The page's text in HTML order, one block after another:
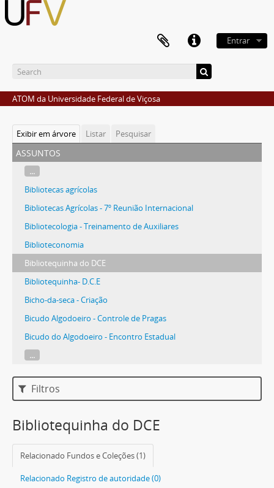
Entrar
ATOM da Universidade Federal de Viçosa
Exibir em árvore Listar Pesquisar
assuntos
...
Bibliotecas agrícolas
Bibliotecas Agrícolas - 7º Reunião Internacional
Bibliotecologia - Treinamento de Auxiliares
Biblioteconomia
Bibliotequinha do DCE
Bibliotequinha- D.C.E
Bicho-da-seca - Criação
Bicudo Algodoeiro - Controle de Pragas
Bicudo do Algodoeiro - Encontro Estadual
...
Filtros
Bibliotequinha do DCE
Relacionado Fundos e Coleções (1)
Relacionado Registro de autoridade (0)